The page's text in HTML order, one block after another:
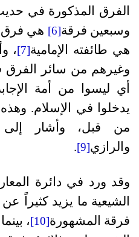
الفرق المذكورة في
وسبعين فرقة[6]
هي فرق
هي طائفته الإمامية[7]
،
وغيرهم من سائر الفرق
أي ليسوا من أمة
يدخلوا في الإسلام. وهذه
من قبل، وأشار إلى
والرازي[9]
.
وقد ورد في دائرة
الشيعية ما يزيد كثيراً
فرقة المشهورة[10]
،